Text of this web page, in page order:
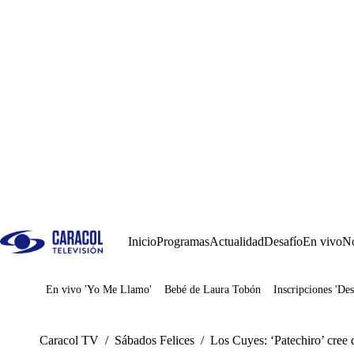
InicioProgramasActualidadDesafíoEn vivo
Juegos
En vivo 'Yo Me Llamo' Bebé de Laura Tobón Inscripciones
Caracol TV / Sábados Felices / Los Cuyes: ‘Patechiro’